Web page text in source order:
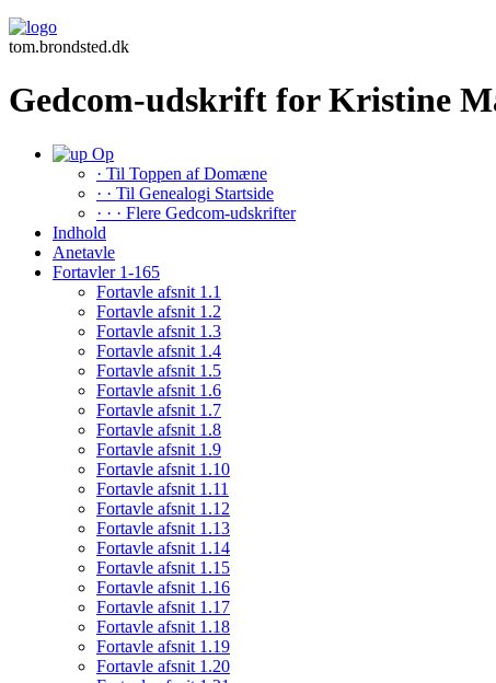
tom.brondsted.dk
Gedcom-udskrift for Kristine
Op
· Til Toppen af Domæne
· · Til Genealogi Startside
· · · Flere Gedcom-udskrifter
Indhold
Anetavle
Fortavler 1-165
Fortavle afsnit 1.1
Fortavle afsnit 1.2
Fortavle afsnit 1.3
Fortavle afsnit 1.4
Fortavle afsnit 1.5
Fortavle afsnit 1.6
Fortavle afsnit 1.7
Fortavle afsnit 1.8
Fortavle afsnit 1.9
Fortavle afsnit 1.10
Fortavle afsnit 1.11
Fortavle afsnit 1.12
Fortavle afsnit 1.13
Fortavle afsnit 1.14
Fortavle afsnit 1.15
Fortavle afsnit 1.16
Fortavle afsnit 1.17
Fortavle afsnit 1.18
Fortavle afsnit 1.19
Fortavle afsnit 1.20